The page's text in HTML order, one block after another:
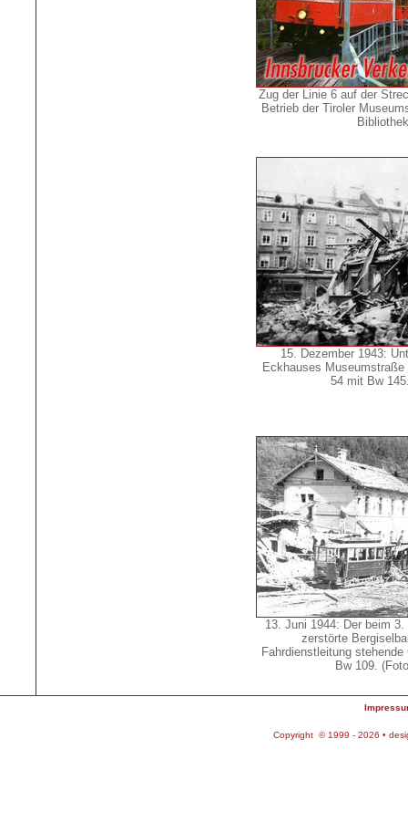
Zug der Linie 6 auf der
Betrieb der Tiroler
15. Dezember 1943:
Eckhauses
54 mit Bw
13. Juni 1944: Der beim
zerstörte
Fahrdienstleitung
Bw 109.
Copyright © 1999 - 2026 •